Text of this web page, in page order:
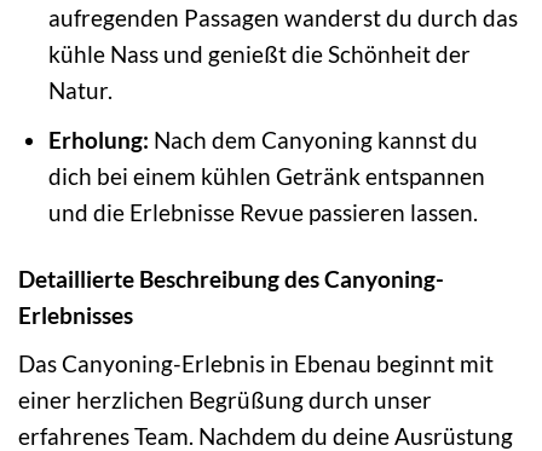
aufregenden Passagen wanderst du durch das
kühle Nass und genießt die Schönheit der
Natur.
Erholung: Nach dem Canyoning kannst du
dich bei einem kühlen Getränk entspannen
und die Erlebnisse Revue passieren lassen.
Detaillierte Beschreibung des Canyoning-
Erlebnisses
Das Canyoning-Erlebnis in Ebenau beginnt mit
einer herzlichen Begrüßung durch unser
erfahrenes Team. Nachdem du deine Ausrüstung